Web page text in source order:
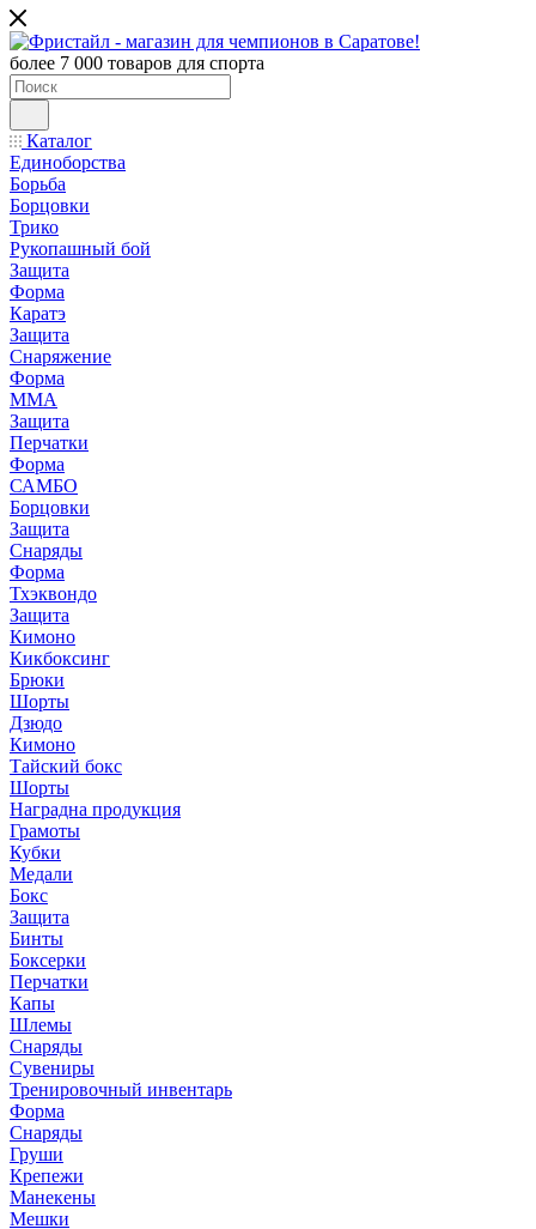
более 7 000 товаров для спорта
Каталог
Единоборства
Борьба
Борцовки
Трико
Рукопашный бой
Защита
Форма
Каратэ
Защита
Снаряжение
Форма
ММА
Защита
Перчатки
Форма
САМБО
Борцовки
Защита
Снаряды
Форма
Тхэквондо
Защита
Кимоно
Кикбоксинг
Брюки
Шорты
Дзюдо
Кимоно
Тайский бокс
Шорты
Наградна продукция
Грамоты
Кубки
Медали
Бокс
Защита
Бинты
Боксерки
Перчатки
Капы
Шлемы
Снаряды
Сувениры
Тренировочный инвентарь
Форма
Снаряды
Груши
Крепежи
Манекены
Мешки